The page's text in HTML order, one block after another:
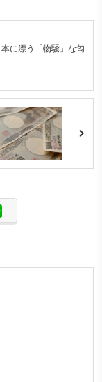
本に漂う「物騒」な匂